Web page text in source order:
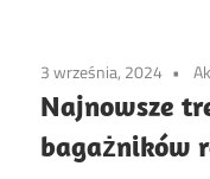
3 września, 2024
Najnowsze
bagażników